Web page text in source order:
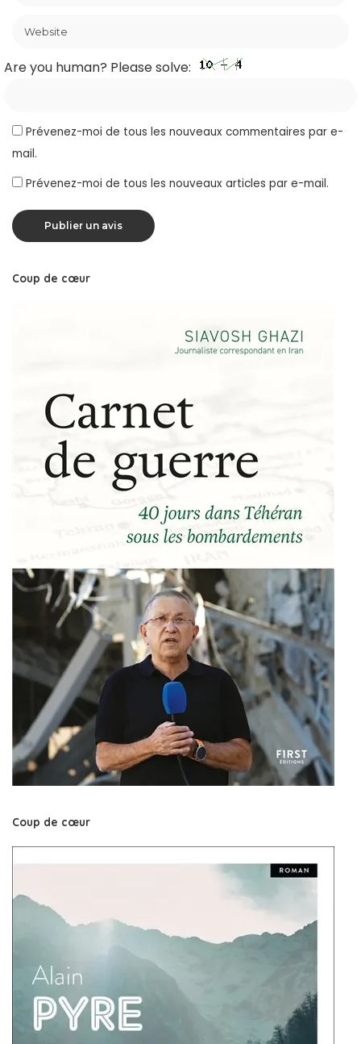
Are you human? Please solve:
Prévenez-moi de tous les nouveaux commentaires par e-
mail.
Prévenez-moi de tous les nouveaux articles par e-mail.
Coup de cœur
Coup de cœur